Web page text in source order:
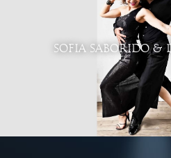
SOFIA SABORIDO &